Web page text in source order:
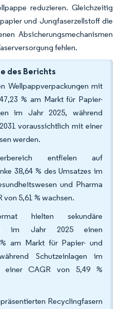
reduzieren. Gleichzeitig
und Jungfaserzellstoff die
Absicherungsmechanismen
fehlen.
des Berichts
Wellpappverpackungen mit
% am Markt für Papier-
im Jahr 2025, während
voraussichtlich mit einer
werden.
entfielen auf
38,64 % des Umsatzes im
und Pharma
von 5,61 % wachsen.
hielten sekundäre
im Jahr 2025 einen
am Markt für Papier- und
Schutzeinlagen im
einer CAGR von 5,49 %
Recyclingfasern